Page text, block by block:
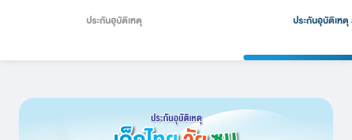
ประกันอุบัติเหตุ ประกันอุบัติเหตุ